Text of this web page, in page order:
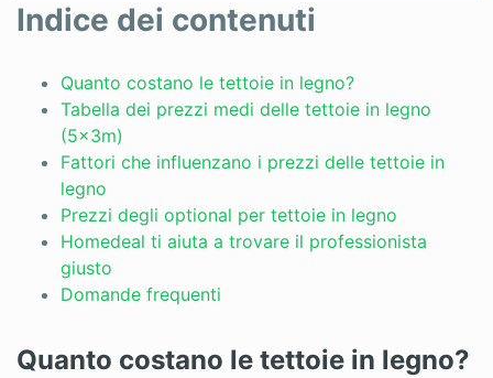
Indice dei contenuti
Quanto costano le tettoie in legno?
Tabella dei prezzi medi delle tettoie in legno
(5x3m)
Fattori che influenzano i prezzi delle tettoie in
legno
Prezzi degli optional per tettoie in legno
Homedeal ti aiuta a trovare il professionista
giusto
Domande frequenti
Quanto costano le tettoie in legno?